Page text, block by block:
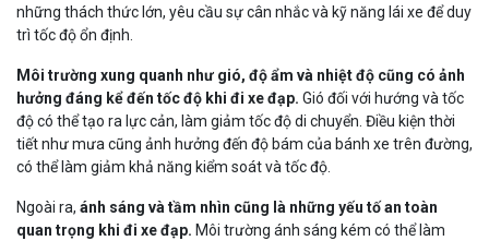
những thách thức lớn, yêu cầu sự cân nhắc và kỹ năng lái xe để duy
trì tốc độ ổn định.
Môi trường xung quanh như gió, độ ẩm và nhiệt độ cũng có ảnh
hưởng đáng kể đến tốc độ khi đi xe đạp. Gió đối với hướng và tốc
độ có thể tạo ra lực cản, làm giảm tốc độ di chuyển. Điều kiện thời
tiết như mưa cũng ảnh hưởng đến độ bám của bánh xe trên đường,
có thể làm giảm khả năng kiểm soát và tốc độ.
Ngoài ra, ánh sáng và tầm nhìn cũng là những yếu tố an toàn
quan trọng khi đi xe đạp. Môi trường ánh sáng kém có thể làm